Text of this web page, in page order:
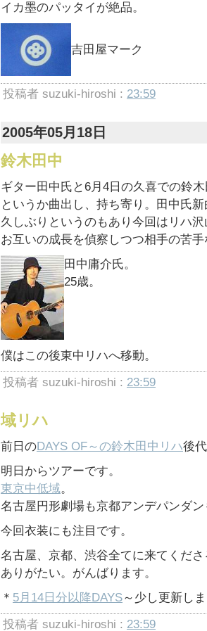
イカ墨のパッタイが絶品。
吉田屋マーク
投稿者 suzuki-hiroshi : 23:59
2005年05月18日
鈴木田中
ギター田中氏と6月4日の久喜での鈴
というか曲出し、持ち寄り。田中氏
久しぶりというのもあり今回はリハ
お互いの成長を偵察しつつ相手の苦
田中庸介氏。
25歳。
僕はこの後東中リハへ移動。
投稿者 suzuki-hiroshi : 23:59
域リハ
前日のDAYS OF～の鈴木田中リハ後
明日からツアーです。
東京中低域。
名古屋円形劇場も京都アンデパンダ
今回衣装にも注目です。
名古屋、京都、渋谷全てに来てくだ
ありがたい。がんばります。
＊ 5月14日分以降DAYS～少し更新し
投稿者 suzuki-hiroshi : 23:59